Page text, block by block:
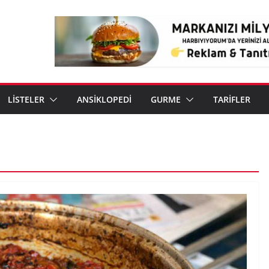
LİSTELER ANSİKLOPEDİ GURME TARİFLER